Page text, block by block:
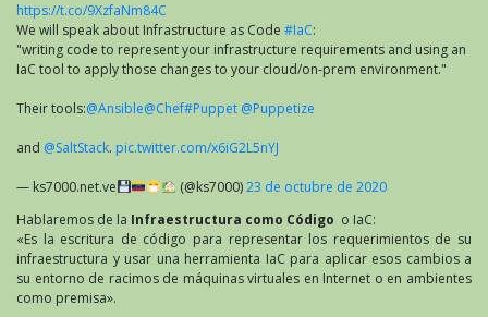
Code
#IaC)
https://t.co/9XzfaNm84C
We will speak about Infrastructure as Code #IaC:
"writing code to represent your infrastructure requirements and using an
IaC tool to apply those changes to your cloud/on-prem environment."
Their tools:@Ansible@Chef#Puppet @Puppetize
and @SaltStack. pic.twitter.com/x6iG2L5nYJ
— ks7000.net.ve (@ks7000)23 de octubre de 2020
Hablaremos de la Infraestructura como Código o IaC:
«Es la escritura de código para representar los requerimientos de su
infraestructura y usar una herramienta IaC para aplicar esos cambios a
su entorno de racimos de máquinas virtuales en Internet o en ambientes
como premisa».